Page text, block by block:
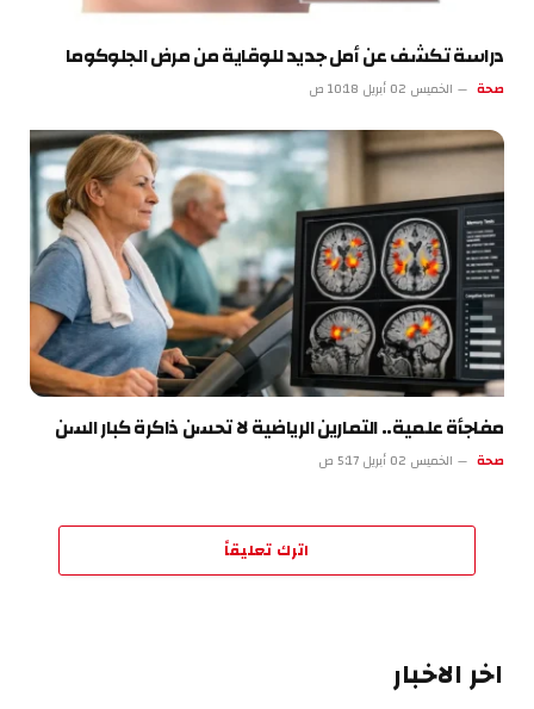
دراسة تكشف عن أمل جديد للوقاية من مرض الجلوكوما
صحة الخميس 02 أبريل 10:18 ص
مفاجأة علمية.. التمارين الرياضية لا تحسن ذاكرة كبار السن
صحة الخميس 02 أبريل 5:17 ص
اترك تعليقاً
اخر الاخبار